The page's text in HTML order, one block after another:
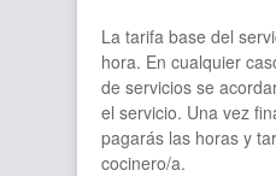
La tarifa base del
hora. En cualquier
de servicios se
el servicio. Una vez
pagarás las horas y
cocinero/a.